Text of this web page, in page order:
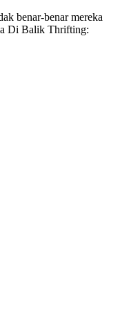
benar-benar mereka
Di Balik Thrifting: